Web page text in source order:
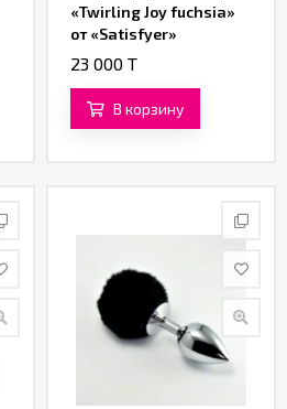
«Twirling Joy fuchsia»
от «Satisfyer»
23 000 T
В корзину